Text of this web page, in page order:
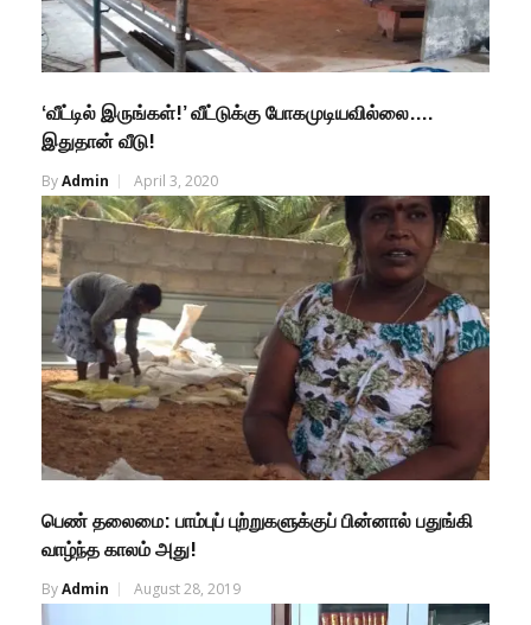
‘வீட்டில் இருங்கள்!’ வீட்டுக்கு போகமுடியவில்லை….
இதுதான் வீடு!
ByAdmin April 3, 2020
பெண் தலைமை: பாம்புப் புற்றுகளுக்குப் பின்னால் பதுங்கி
வாழ்ந்த காலம் அது!
ByAdmin August 28, 2019